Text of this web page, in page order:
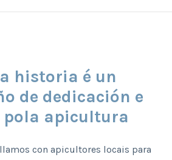
historia é un
de dedicación e
pola apicultura
con apicultores locais para